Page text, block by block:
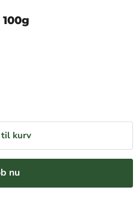
kurv
nu